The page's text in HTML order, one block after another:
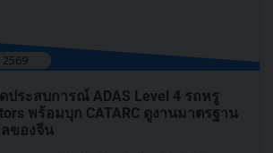
ประสบการณ์ ADAS Level 4 รถหรู
พร้อมบุก CATARC ดูงานมาตรฐาน
ลของจีน